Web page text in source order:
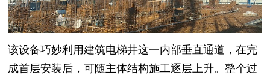
该设备巧妙利用建筑电梯井这一内部垂直通道，在完
成首层安装后，可随主体结构施工逐层上升。整个过